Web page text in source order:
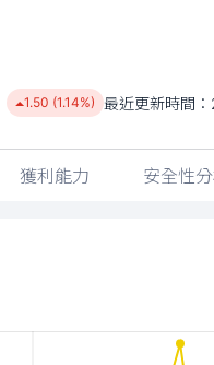
1.50 (1.14%) 最近更新時間：
獲利能力 安全性